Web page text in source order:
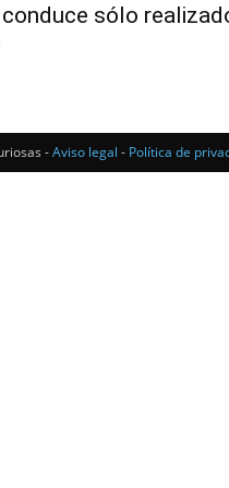
sólo
-Aviso legal - Política de